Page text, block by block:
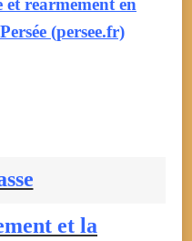
réarmement en
(persee.fr)
et la